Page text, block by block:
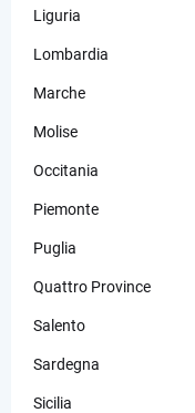
Liguria
Lombardia
Marche
Molise
Occitania
Piemonte
Puglia
Quattro Province
Salento
Sardegna
Sicilia